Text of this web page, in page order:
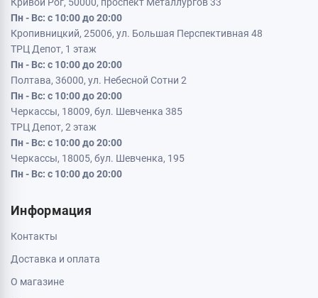
Кременчуг, 39600, ул. Соборная 9/16
Пн - Вс: с 10:00 до 20:00
Кривой Рог, 50000, проспект Металлургов 33
Кропивницкий, 25006, ул. Большая Перспективная 48
Полтава, 36000, ул. Небесной Сотни 2
Пн - Вс: с 10:00 до 20:00